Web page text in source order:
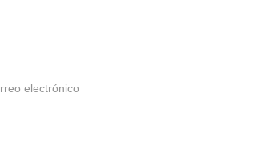
electrónico